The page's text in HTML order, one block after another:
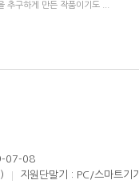
추구하게 만든 작품이기도
07-08
지원단말기 : PC/스마트기기